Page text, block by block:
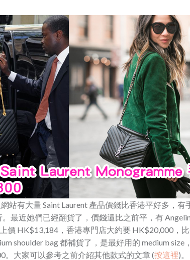
站有大量 Saint Laurent 產品價錢比香港平好多，有
最近她們已經翻貨了，價錢還比之前平，有
價 HK$13,184，香港專門店大約要 HK$20,000，
shoulder bag 都補貨了，是最好用的 medium size
大家可以參考之前介紹其他款式的文章 (按這裡)。